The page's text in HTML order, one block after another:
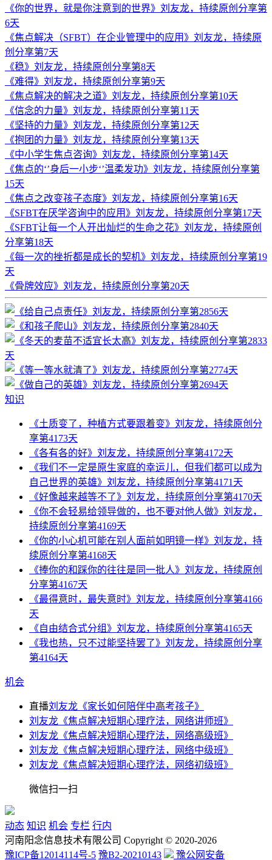
《你的世界，就是你注意到的世界》刘友龙，持续原创分享第
6天
《焦点解决（SFBT）在企业管理中的应用》刘友龙，持续原
创分享第7天
《稳》刘友龙，持续原创分享第8天
《难得》刘友龙，持续原创分享第9天
《焦点解决的解决之道》刘友龙，持续原创分享第10天
《信念的力量》刘友龙，持续原创分享第11天
《坚持的力量》刘友龙，持续原创分享第12天
《抱团的力量》刘友龙，持续原创分享第13天
《中小学生焦点咨询》刘友龙，持续原创分享第14天
《焦点的‘’身后一小步‘’温柔发功》刘友龙，持续原创分享第
15天
《焦点之改变孩子态度》刘友龙，持续原创分享第16天
《SFBT在厌学咨询中的应用》刘友龙，持续原创分享第17天
《SFBT让每一个人开出灿烂的生命之花》刘友龙，持续原创
分享第18天
《每一次的挫折都是成长的契机》刘友龙，持续原创分享第19
天
《骨牌效应》刘友龙，持续原创分享第20天
知识
《土质变了，种植方式要跟着变》刘友龙，持续原创分
享第4173天
《各有各的好》刘友龙，持续原创分享第4172天
《我们不一定是原生家庭的幸运儿，但我们都可以成为
自己世界的英雄》刘友龙，持续原创分享第4171天
《好像越来越等不了》刘友龙，持续原创分享第4170天
《你不会轻易给领导做的，也不要对他人做》刘友龙，
持续原创分享第4169天
《你的小心机可能在别人面前如明镜一样》刘友龙，持
续原创分享第4168天
《捧你的和踩你的往往是同一批人》刘友龙，持续原创
分享第4167天
《最得意时，最失意时》刘友龙，持续原创分享第4166
天
《自由结合式分组》刘友龙，持续原创分享第4165天
《我也热，只不过能坚持罢了》刘友龙，持续原创分享
第4164天
机会
直播刘友龙《家长如何陪伴中高考孩子》
刘友龙《焦点解决短期心理疗法，网络讲师班》
刘友龙《焦点解决短期心理疗法，网络高级班》
刘友龙《焦点解决短期心理疗法，网络中级班》
刘友龙《焦点解决短期心理疗法，网络初级班》
微信扫一扫
动态 知识 机会 专栏 行内
河南阳念信息技术有限公司 Copyright © 2020-2026
豫ICP备12014114号-5 豫B2-20210143 豫公网安备